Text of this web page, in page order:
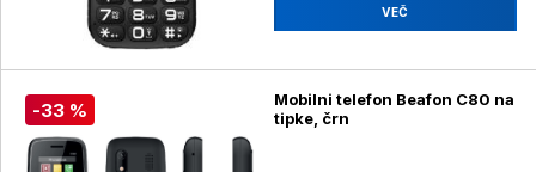
VEČ
-33 %
Mobilni telefon Beafon C80 na
tipke, črn